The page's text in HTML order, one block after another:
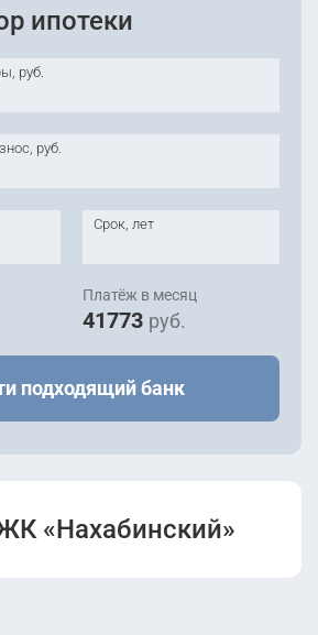
ипотеки
руб.
руб.
Срок, лет
Платёж в месяц
41773 руб.
подходящий банк
«Нахабинский»